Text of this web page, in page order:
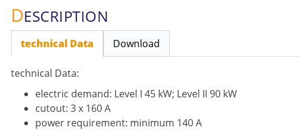
DESCRIPTION
technical Data Download
technical Data:
electric demand: Level I 45 kW; Level II 90 kW
cutout: 3 x 160 A
power requirement: minimum 140 A